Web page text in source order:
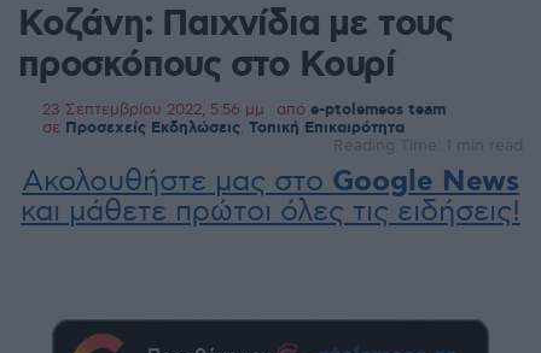
Κοζάνη: Παιχνίδια με τους
προσκόπους στο Κουρί
23 Σεπτεμβρίου 2022, 5:56 μμ από e-ptolemeos team
σε Προσεχείς Εκδηλώσεις Τοπική Επικαιρότητα
Reading Time: 1 min read
Ακολουθήστε μας στο Google News
και μάθετε πρώτοι όλες τις ειδήσεις!